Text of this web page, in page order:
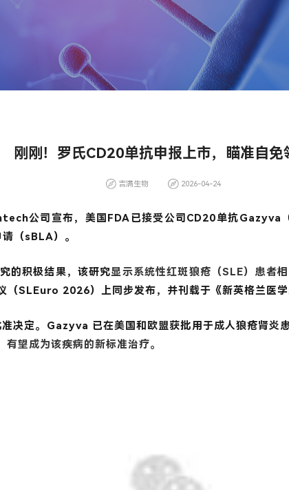
刚刚！罗氏CD20单抗申报上市，瞄准自免
吉满生物 2026-04-24
公司 宣布，美国FDA已接受公司 CD20单抗Gazyva
（sBLA） 。
的积极结果，该研究显示系统性红斑狼疮（SLE）患者
SLEuro 2026）上同步发布，并刊载于《新英格兰医学
决定。Gazyva 已在美国和欧盟获批用于成人狼疮肾炎患
望成为该疾病的新标准治疗。